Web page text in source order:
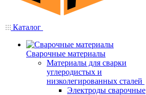
Каталог
Сварочные материалы
Материалы для сварки
углеродистых и
низколегированных сталей
Электроды сварочные